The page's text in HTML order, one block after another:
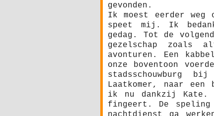
gevonden.
Ik moest eerder
speet mij. Ik
gedag. Tot de
gezelschap zoals
avonturen. Een
onze boventoon
stadsschouwburg
Laatkomer, naar
ik nu dankzij Kate.
fingeert. De